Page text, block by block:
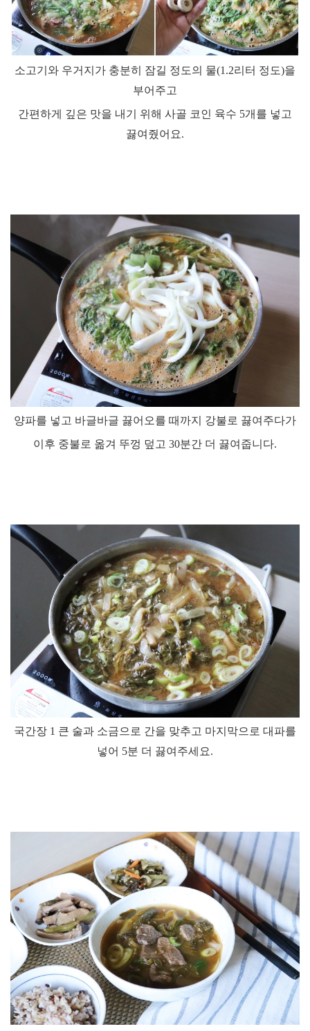
소고기와 우거지가 충분히 잠길 정도의 물(1.2리터 정도)을
부어주고
간편하게 깊은 맛을 내기 위해 사골 코인 육수 5개를 넣고
끓여줬어요.
양파를 넣고 바글바글 끓어오를 때까지 강불로 끓여주다가
이후 중불로 옮겨 뚜껑 덮고 30분간 더 끓여줍니다.
국간장 1 큰 술과 소금으로 간을 맞추고 마지막으로 대파를
넣어 5분 더 끓여주세요.